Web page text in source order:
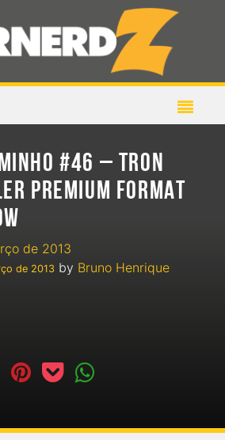
#46 – TRON
PREMIUM FORMAT
de 2013
de 2013 by Bruno Henrique